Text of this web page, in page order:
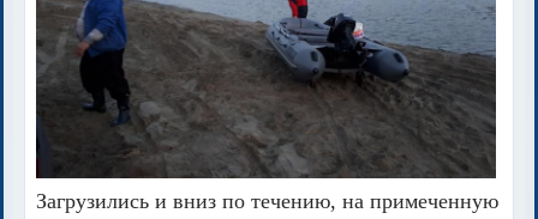
Загрузились и вниз по течению, на примеченную